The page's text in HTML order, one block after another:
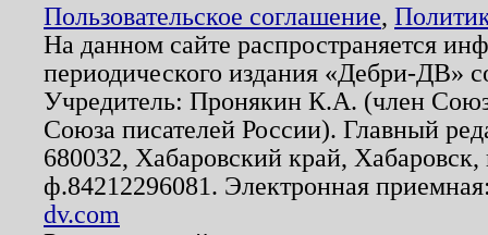
Пользовательское соглашение,
На данном сайте распространяется
периодического издания «Дебри-ДВ»
Учредитель: Пронякин К.А. (член
Союза писателей России). Главный
680032, Хабаровский край,
ф.84212296081. Электронная
dv.com